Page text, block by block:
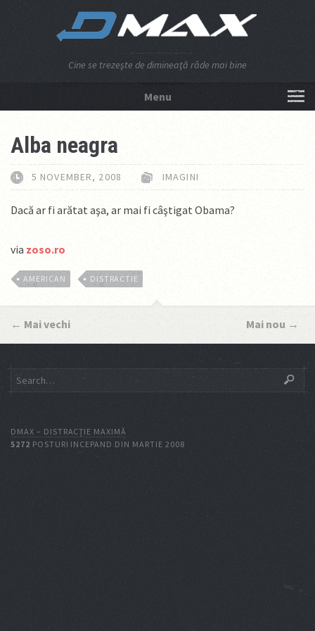
Cine se trezeşte de dimineaţă râde mai bine
Menu
Alba neagra
5 NOVEMBER, 2008 IMAGINI
Dacă ar fi arătat aşa, ar mai fi câştigat Obama?
via zoso.ro
AMERICAN DISTRACTIE
← Mai vechi Mai nou →
DMAX – DISTRACŢIE MAXIMĂ
5272 POSTURI INCEPAND DIN MARTIE 2008